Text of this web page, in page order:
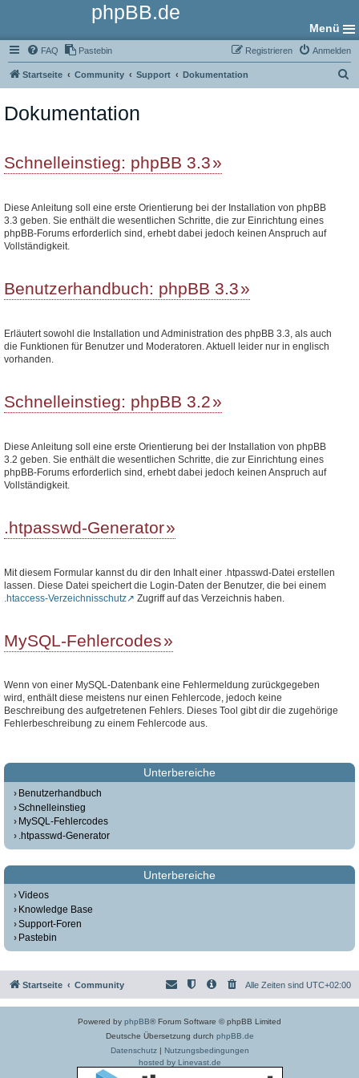
phpBB.de
Menü
FAQ Pastebin Anmelden
Registrieren
Startseite Community Support Dokumentation
Dokumentation
Schnelleinstieg: phpBB 3.3
Diese Anleitung soll eine erste Orientierung bei der Installation von phpBB
3.3 geben. Sie enthält die wesentlichen Schritte, die zur Einrichtung eines
phpBB-Forums erforderlich sind, erhebt dabei jedoch keinen Anspruch auf
Vollständigkeit.
Benutzerhandbuch: phpBB 3.3
Erläutert sowohl die Installation und Administration des phpBB 3.3, als auch
die Funktionen für Benutzer und Moderatoren. Aktuell leider nur in englisch
vorhanden.
Schnelleinstieg: phpBB 3.2
Diese Anleitung soll eine erste Orientierung bei der Installation von phpBB
3.2 geben. Sie enthält die wesentlichen Schritte, die zur Einrichtung eines
phpBB-Forums erforderlich sind, erhebt dabei jedoch keinen Anspruch auf
Vollständigkeit.
.htpasswd-Generator
Mit diesem Formular kannst du dir den Inhalt einer .htpasswd-Datei erstellen
lassen. Diese Datei speichert die Login-Daten der Benutzer, die bei einem
.htaccess-Verzeichnisschutz
Zugriff auf das Verzeichnis haben.
MySQL-Fehlercodes
Wenn von einer MySQL-Datenbank eine Fehlermeldung zurückgegeben
wird, enthält diese meistens nur einen Fehlercode, jedoch keine
Beschreibung des aufgetretenen Fehlers. Dieses Tool gibt dir die zugehörige
Fehlerbeschreibung zu einem Fehlercode aus.
Unterbereiche
Benutzerhandbuch
Schnelleinstieg
MySQL-Fehlercodes
.htpasswd-Generator
Unterbereiche
Videos
Knowledge Base
Support-Foren
Pastebin
Startseite Community Alle Zeiten sind UTC+02:00
Powered by phpBB® Forum Software © phpBB Limited
Deutsche Übersetzung durch phpBB.de
Datenschutz| Nutzungsbedingungen
hosted by Linevast.de